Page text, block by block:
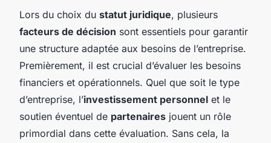
Lors du choix du statut juridique, plusieurs
facteurs de décision sont essentiels pour garantir
une structure adaptée aux besoins de l’entreprise.
Premièrement, il est crucial d’évaluer les besoins
financiers et opérationnels. Quel que soit le type
d’entreprise, l’investissement personnel et le
soutien éventuel de partenaires jouent un rôle
primordial dans cette évaluation. Sans cela, la